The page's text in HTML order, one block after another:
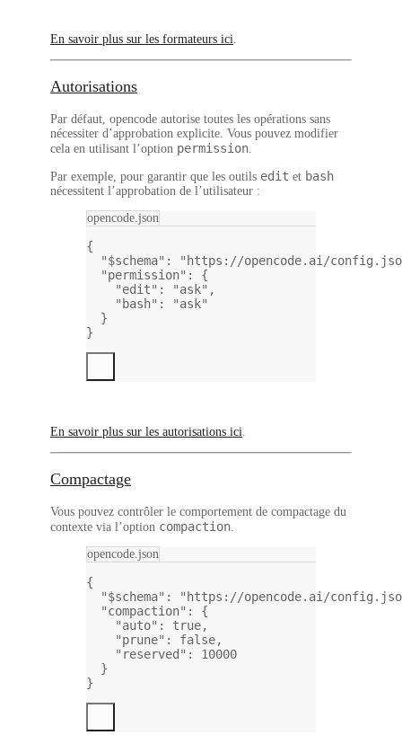
En savoir plus sur les formateurs ici
Autorisations
Par défaut, opencode autorise toutes les opérations sans
nécessiter d’approbation explicite. Vous pouvez modifier
cela en utilisant l’option permission
Par exemple, pour garantir que les outils edit et bash
nécessitent l’approbation de l’utilisateur :
opencode.json
{
"$schema" :
"https://opencode.ai/
"permission" : {
"edit" : "ask" ,
"bash" :
"ask"
}
}
En savoir plus sur les autorisations ici
Compactage
Vous pouvez contrôler le comportement de compactage du
contexte via l’option compaction
opencode.json
{
"$schema" :
"https://opencode.ai/
"compaction" : {
"auto" : true,
"prune" : false,
"reserved" : 10000
}
}